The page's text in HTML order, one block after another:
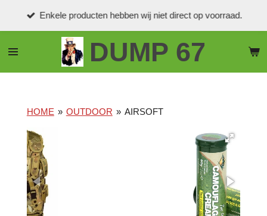
de
DUMP 67
Enkele producten hebben wij niet direct op voorraad.
HOME » OUTDOOR » AIRSOFT